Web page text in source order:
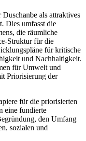
als attraktives
Dies umfasst die
die räumliche
Struktur für die
für kritische
und Nachhaltigkeit.
für Umwelt und
Priorisierung der
für die priorisierten
eine fundierte
den Umfang
sozialen und